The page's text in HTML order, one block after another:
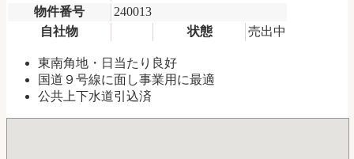
物件番号
240013
自社物
状態 売出中
東南角地・日当たり良好
国道９号線に面し事業用に最適
公共上下水道引込済